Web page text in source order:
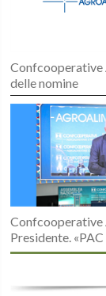
Confcooperative
delle nomine
Confcooperative
Presidente.